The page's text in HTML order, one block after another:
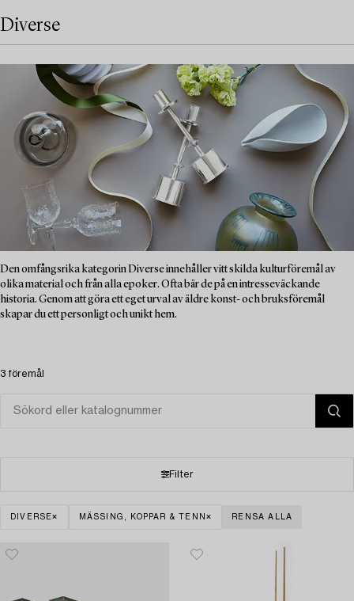
Diverse
Den omfångsrika kategorin Diverse innehåller vitt skilda kulturföremål av
olika material och från alla epoker. Ofta bär de på en intresseväckande
historia. Genom att göra ett eget urval av äldre konst- och bruksföremål
skapar du ett personligt och unikt hem.
3 föremål
Filter
DIVERSE MÄSSING, KOPPAR & TENN RENSA ALLA